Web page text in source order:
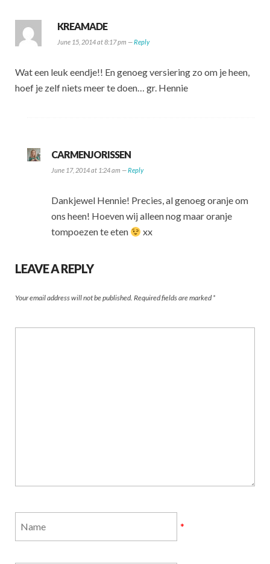
KREAMADE
June 15, 2014 at 8:17 pm —Reply
Wat een leuk eendje!! En genoeg versiering zo om je heen,
hoef je zelf niets meer te doen… gr. Hennie
CARMENJORISSEN
June 17, 2014 at 1:24 am —Reply
Dankjewel Hennie! Precies, al genoeg oranje om
ons heen! Hoeven wij alleen nog maar oranje
tompoezen te eten
xx
LEAVE A REPLY
Your email address will not be published. Required fields are marked *
*